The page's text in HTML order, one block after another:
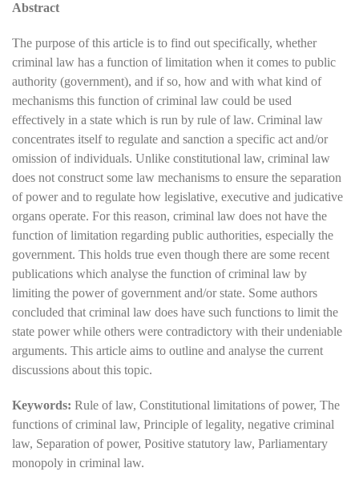
Abstract
The purpose of this article is to find out specifically, whether
criminal law has a function of limitation when it comes to public
authority (government), and if so, how and with what kind of
mechanisms this function of criminal law could be used
effectively in a state which is run by rule of law. Criminal law
concentrates itself to regulate and sanction a specific act and/or
omission of individuals. Unlike constitutional law, criminal law
does not construct some law mechanisms to ensure the separation
of power and to regulate how legislative, executive and judicative
organs operate. For this reason, criminal law does not have the
function of limitation regarding public authorities, especially the
government. This holds true even though there are some recent
publications which analyse the function of criminal law by
limiting the power of government and/or state. Some authors
concluded that criminal law does have such functions to limit the
state power while others were contradictory with their undeniable
arguments. This article aims to outline and analyse the current
discussions about this topic.
Keywords: Rule of law, Constitutional limitations of power, The
functions of criminal law, Principle of legality, negative criminal
law, Separation of power, Positive statutory law, Parliamentary
monopoly in criminal law.